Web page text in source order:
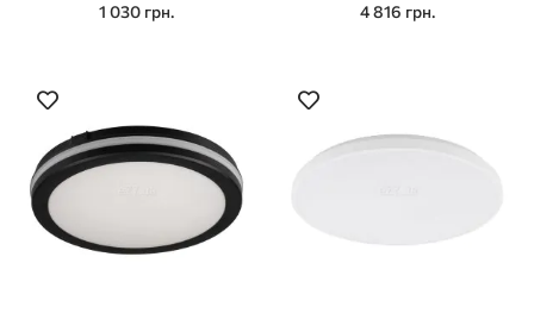
1 030 грн. 4 816 грн.